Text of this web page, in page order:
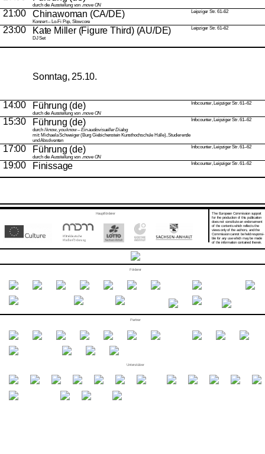
durch die Ausstellung von . move ON
21:00 Chinawoman (CA/DE)
Konzert – Lo-Fi Pop, Slowcore
Leipziger Str. 61–62
23:00 Kate Miller (Figure Third)(AU/DE)
DJ Set
Leipziger Str. 61–62
Sonntag, 25.10.
14:00 Führung (de)
durch die Ausstellung von . move ON
Infocounter, Leipziger Str. 61–62
15:30 Führung (de)
durch I know, you know – Ein audiovisueller Dialog
mit: Michaela Schweiger (Burg Giebichenstein Kunsthochschule Halle), Studierende
und Absolventen
Infocounter, Leipziger Str. 61–62
17:00 Führung (de)
durch die Ausstellung von . move ON
Infocounter, Leipziger Str. 61–62
19:00 Finissage Infocounter, Leipziger Str. 61–62
Hauptförderer
The European Commission support
for the production of this publication
does not constitute an endorsement
of the contents which reflects the
views only of the authors, and the
Commission cannot be held responsi­
ble for any use which may be made
of the information contained therein.
Förderer
Partner
Unterstützer